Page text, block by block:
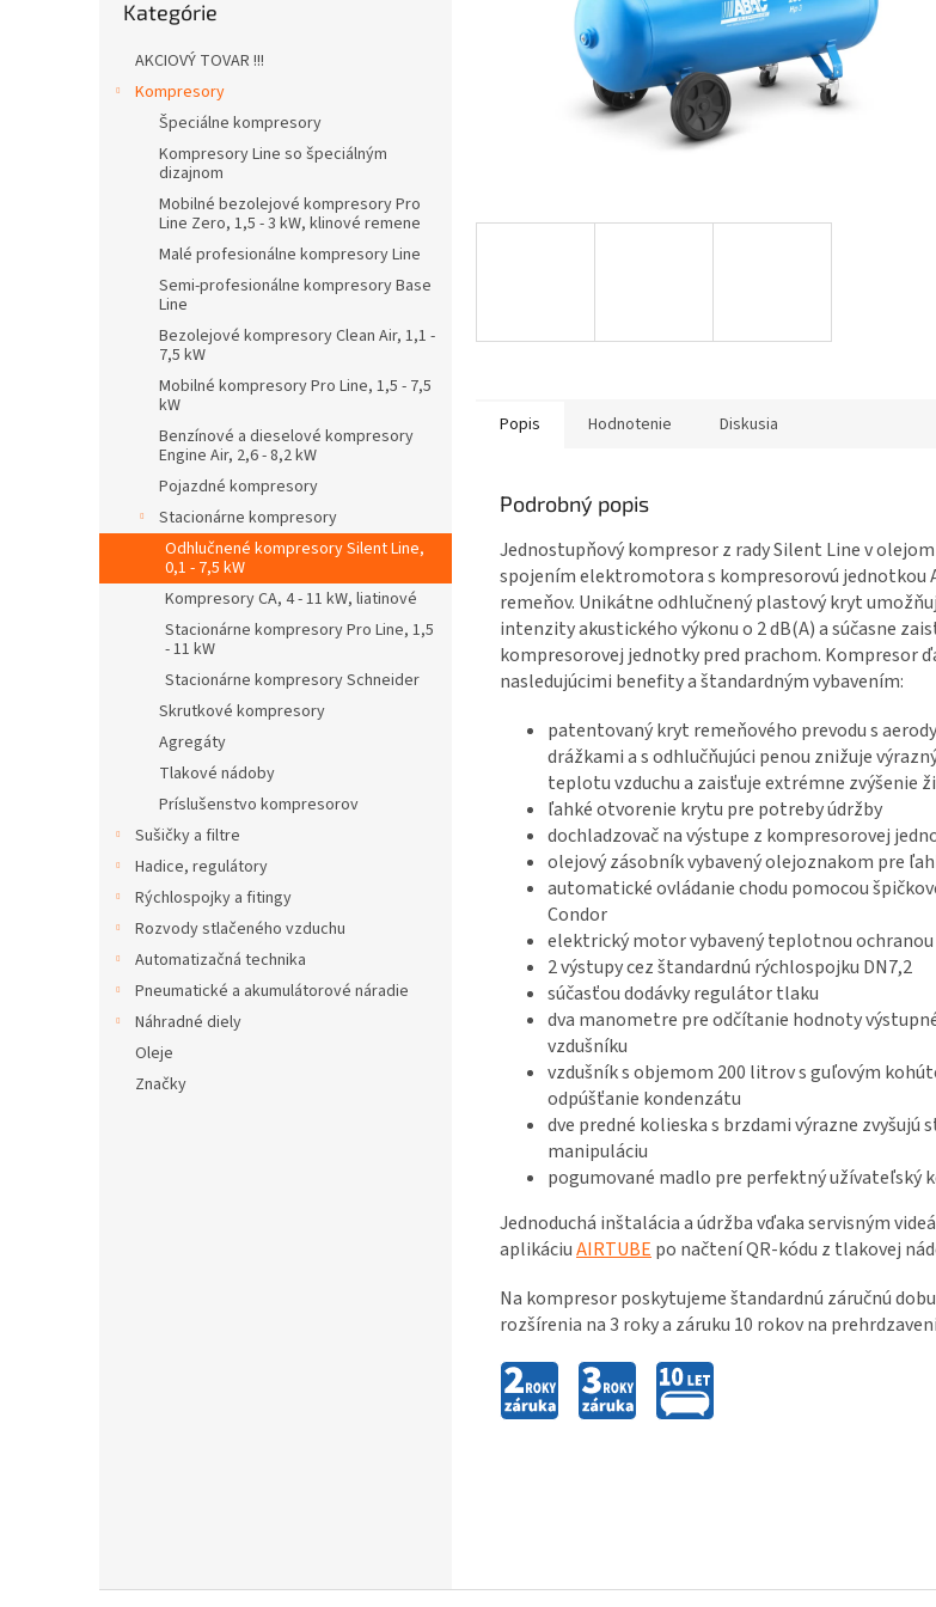
kategórie
Kategórie
AKCIOVÝ TOVAR !!!
Kompresory
Špeciálne kompresory
Kompresory Line so špeciálným
dizajnom
Mobilné bezolejové kompresory Pro
Line Zero, 1,5 - 3 kW, klinové remene
Malé profesionálne kompresory Line
Semi-profesionálne kompresory Base
Line
Bezolejové kompresory Clean Air, 1,1 -
7,5 kW
Mobilné kompresory Pro Line, 1,5 - 7,5
kW
Benzínové a dieselové kompresory
Engine Air, 2,6 - 8,2 kW
Pojazdné kompresory
Stacionárne kompresory
Odhlučnené kompresory Silent Line,
0,1 - 7,5 kW
Kompresory CA, 4 - 11 kW, liatinové
Stacionárne kompresory Pro Line, 1,5
- 11 kW
Stacionárne kompresory Schneider
Skrutkové kompresory
Agregáty
Tlakové nádoby
Príslušenstvo kompresorov
Sušičky a filtre
Hadice, regulátory
Rýchlospojky a fitingy
Rozvody stlačeného vzduchu
Automatizačná technika
Pneumatické a akumulátorové náradie
Náhradné diely
Oleje
Značky
Popis Hodnotenie Diskusia
Podrobný popis
Jednostupňový kompresor z rady Silent Line v
spojením elektromotora s kompresorovú jednotkou
remeňov. Unikátne odhlučnený plastový kryt
intenzity akustického výkonu o 2 dB(A) a súčasne
kompresorovej jednotky pred prachom. Kompresor
nasledujúcimi benefity a štandardným vybavením:
patentovaný kryt remeňového prevodu s
drážkami a s odhlučňujúci penou znižuje
teplotu vzduchu a zaisťuje extrémne zvýšenie
ľahké otvorenie krytu pre potreby údržby
dochladzovač na výstupe z kompresorovej
olejový zásobník vybavený olejoznakom pre
automatické ovládanie chodu pomocou
Condor
elektrický motor vybavený teplotnou ochranou
2 výstupy cez štandardnú rýchlospojku DN7,2
súčasťou dodávky regulátor tlaku
dva manometre pre odčítanie hodnoty
vzdušníku
vzdušník s objemom 200 litrov s guľovým
odpúšťanie kondenzátu
dve predné kolieska s brzdami výrazne zvyšujú
manipuláciu
pogumované madlo pre perfektný užívateľský
Jednoduchá inštalácia a údržba vďaka servisným
aplikáciuAIRTUBE po načtení QR-kódu z tlakovej
Na kompresor poskytujeme štandardnú záručnú
rozšírenia na 3 roky a záruku 10 rokov na